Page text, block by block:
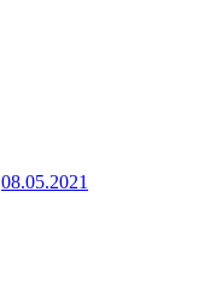
08.05.2021